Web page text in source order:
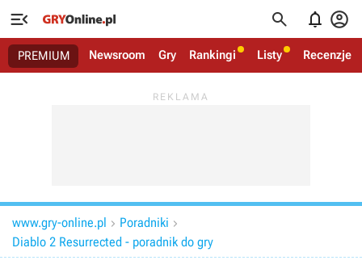
   
PREMIUM Newsroom Gry Rankingi Listy Recenzje
www.gry-online.pl  Poradniki 
Diablo 2 Resurrected - poradnik do gry